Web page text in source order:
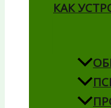
КАК